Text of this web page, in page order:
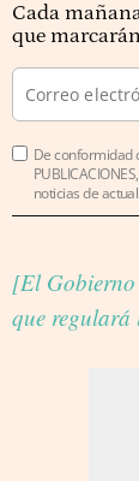
Cada
que
De conformidad
noticias de
[El
que regulará